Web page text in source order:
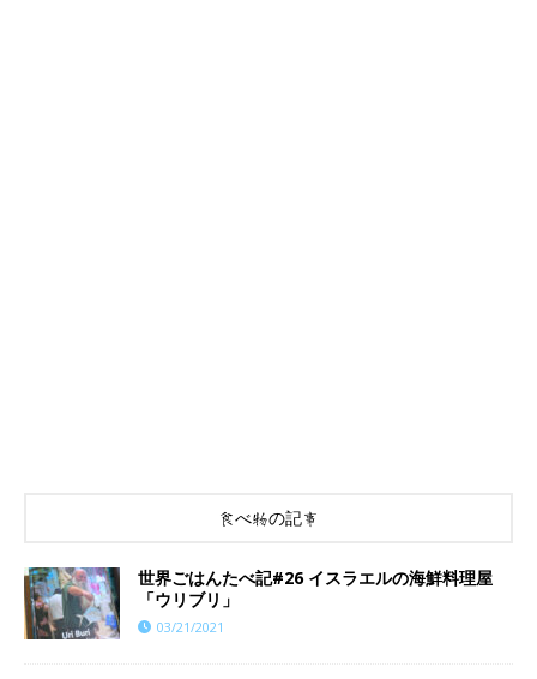
食べ物の記事
世界ごはんたべ記#26 イスラエルの海鮮料理屋
「ウリブリ」
03/21/2021